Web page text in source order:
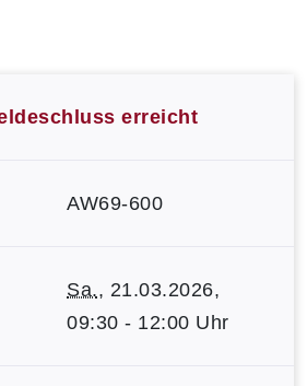
erreicht
AW69-600
Sa., 21.03.2026,
09:30 - 12:00 Uhr